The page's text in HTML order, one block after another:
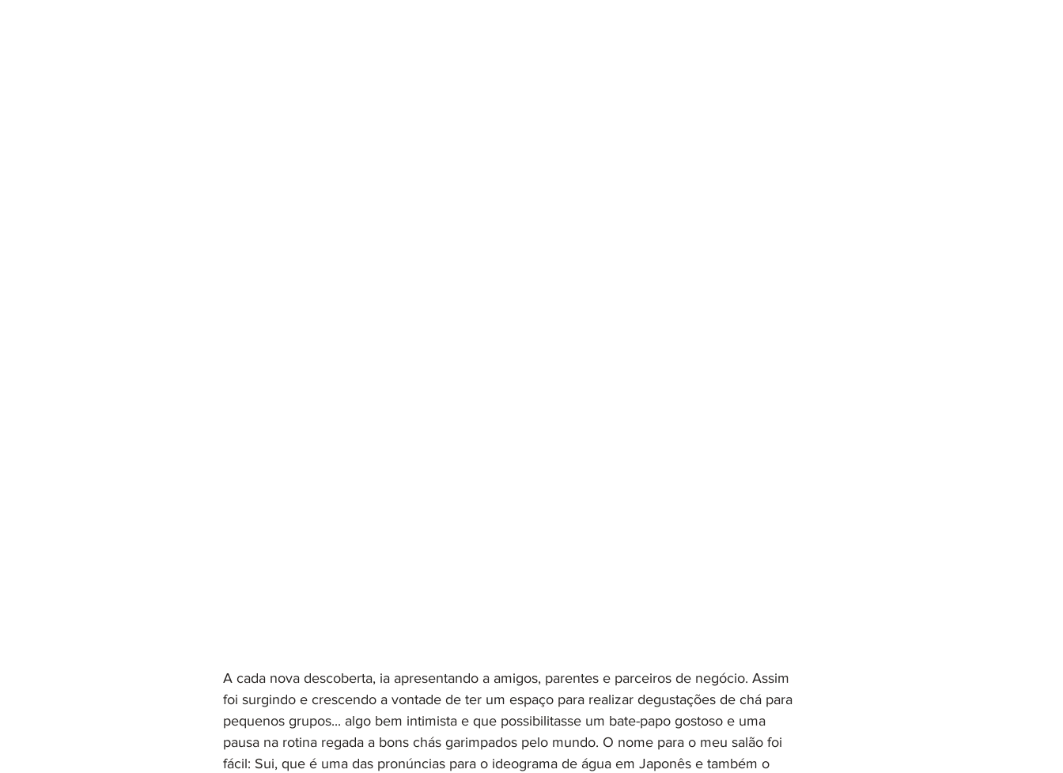
A cada nova descoberta, ia apresentando a amigos, parentes e parceiros de negócio. Assim
foi surgindo e crescendo a vontade de ter um espaço para realizar degustações de chá para
pequenos grupos... algo bem intimista e que possibilitasse um bate-papo gostoso e uma
pausa na rotina regada a bons chás garimpados pelo mundo. O nome para o meu salão foi
fácil: Sui, que é uma das pronúncias para o ideograma de água em Japonês e também o